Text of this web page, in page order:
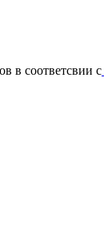
в соответсвии с